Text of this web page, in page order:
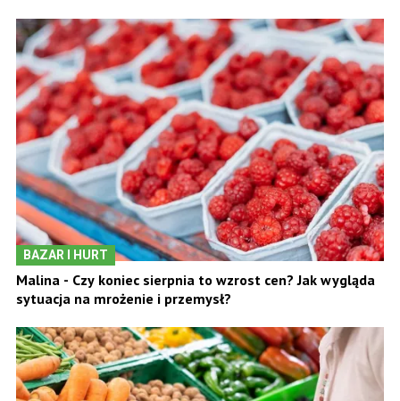
BAZAR I HURT
Malina - Czy koniec sierpnia to wzrost cen? Jak wygląda
sytuacja na mrożenie i przemysł?